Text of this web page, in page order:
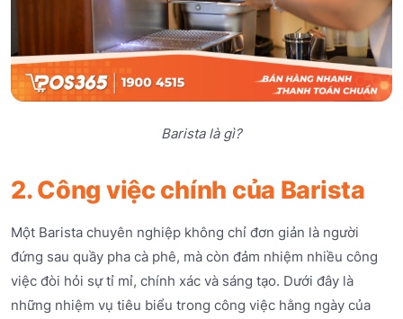
Barista là gì?
2. Công việc chính của Barista
Một Barista chuyên nghiệp không chỉ đơn giản là người
đứng sau quầy pha cà phê, mà còn đảm nhiệm nhiều công
việc đòi hỏi sự tỉ mỉ, chính xác và sáng tạo. Dưới đây là
những nhiệm vụ tiêu biểu trong công việc hằng ngày của